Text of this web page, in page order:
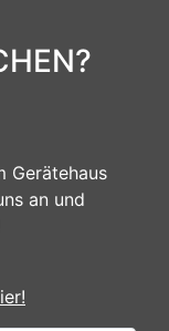
Gerätehaus
an und